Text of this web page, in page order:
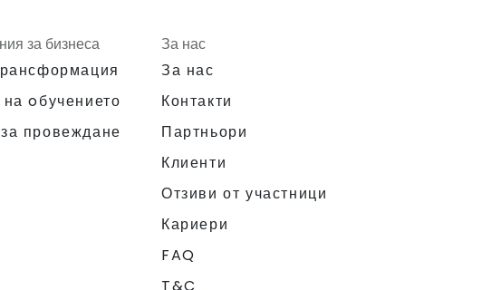
за бизнеса
oбучението
провеждане
За нас
За нас
Контакти
Партньори
Клиенти
Отзиви от участници
Кариери
FAQ